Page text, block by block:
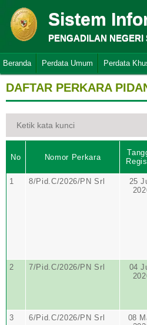
Sistem
PENGADILAN NEGERI
Beranda Perdata Umum Perdata
DAFTAR PERKARA
No Nomor Perkara
1 8/Pid.C/2026/PN Srl
25
2
7/Pid.C/2026/PN Srl
04
3
6/Pid.C/2026/PN Srl
08